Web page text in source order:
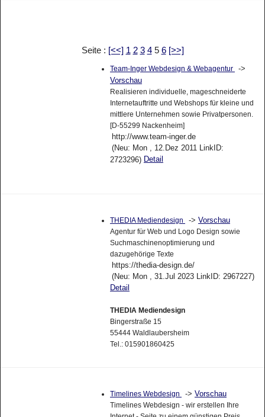
Seite : [<<] 1 2 3 45 6 [>>]
Team-Inger Webdesign & Webagentur
->
Vorschau
Realisieren individuelle, mageschneiderte
Internetauftritte und Webshops für kleine und
mittlere Unternehmen sowie Privatpersonen.
[D-55299 Nackenheim]
http://www.team-inger.de
(Neu: Mon , 12.Dez 2011 LinkID:
2723296) Detail
THEDIA Mediendesign -> Vorschau
Agentur für Web und Logo Design sowie
Suchmaschinenoptimierung und
dazugehörige Texte
https://thedia-design.de/
(Neu: Mon , 31.Jul 2023 LinkID: 2967227)
Detail
THEDIA Mediendesign
Bingerstraße 15
55444 Waldlaubersheim
Tel.: 015901860425
Timelines Webdesign -> Vorschau
Timelines Webdesign - wir erstellen Ihre